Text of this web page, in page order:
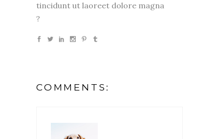
tincidunt ut laoreet dolore magna
?
COMMENTS: